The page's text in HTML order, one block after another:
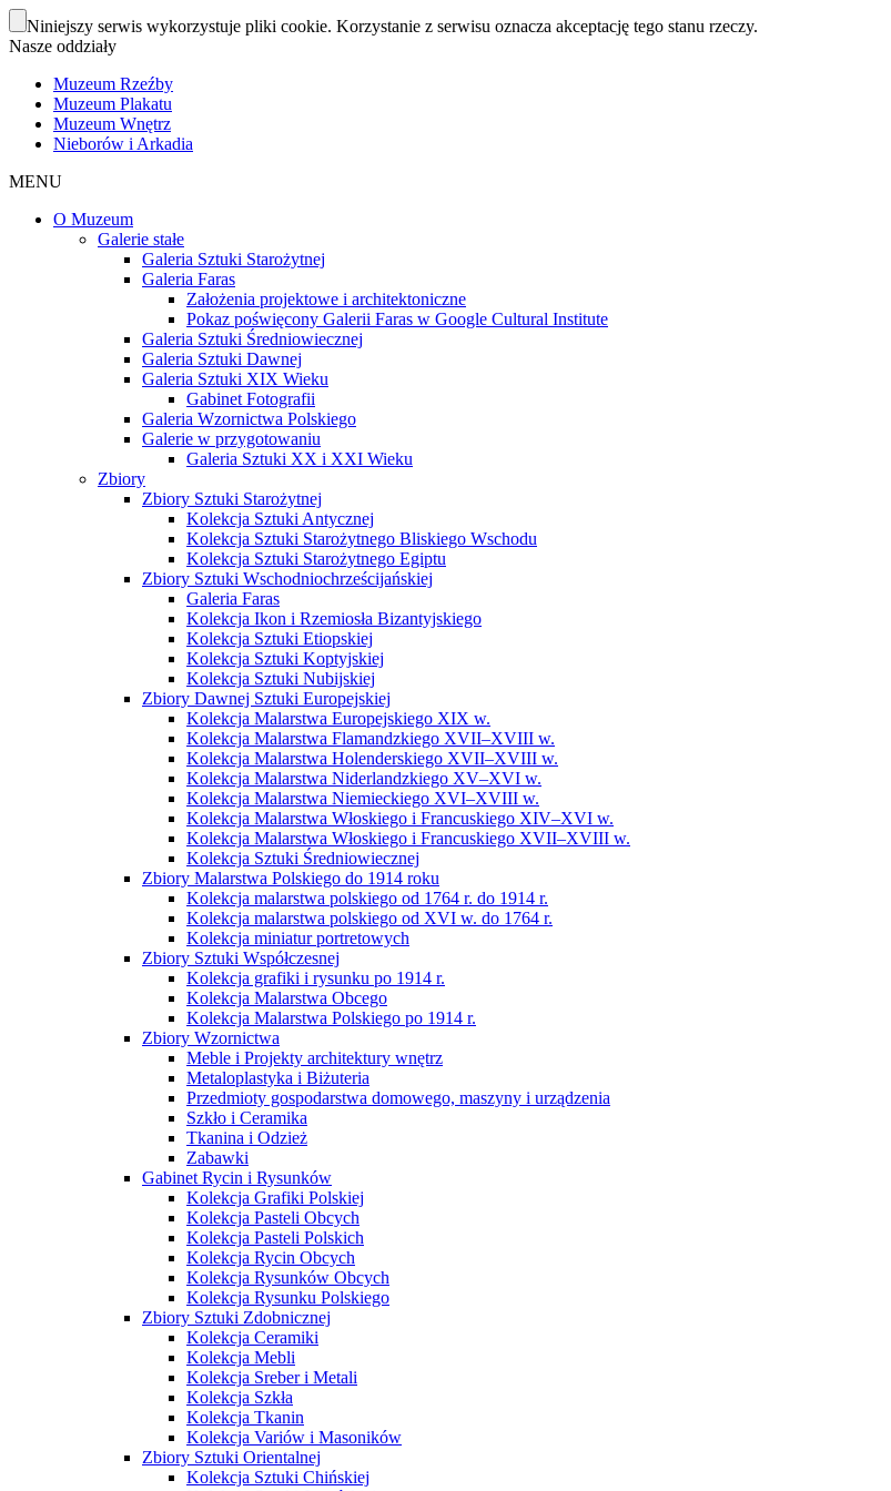
Niniejszy serwis wykorzystuje pliki cookie. Korzystanie z serwisu oznacza akceptację tego stanu rzeczy.
Nasze oddziały
Muzeum Rzeźby
Muzeum Plakatu
Muzeum Wnętrz
Nieborów i Arkadia
MENU
O Muzeum
Galerie stałe
Galeria Sztuki Starożytnej
Galeria Faras
Założenia projektowe i architektoniczne
Pokaz poświęcony Galerii Faras w Google Cultural Institute
Galeria Sztuki Średniowiecznej
Galeria Sztuki Dawnej
Galeria Sztuki XIX Wieku
Gabinet Fotografii
Galeria Wzornictwa Polskiego
Galerie w przygotowaniu
Galeria Sztuki XX i XXI Wieku
Zbiory
Zbiory Sztuki Starożytnej
Kolekcja Sztuki Antycznej
Kolekcja Sztuki Starożytnego Bliskiego Wschodu
Kolekcja Sztuki Starożytnego Egiptu
Zbiory Sztuki Wschodniochrześcijańskiej
Galeria Faras
Kolekcja Ikon i Rzemiosła Bizantyjskiego
Kolekcja Sztuki Etiopskiej
Kolekcja Sztuki Koptyjskiej
Kolekcja Sztuki Nubijskiej
Zbiory Dawnej Sztuki Europejskiej
Kolekcja Malarstwa Europejskiego XIX w.
Kolekcja Malarstwa Flamandzkiego XVII–XVIII w.
Kolekcja Malarstwa Holenderskiego XVII–XVIII w.
Kolekcja Malarstwa Niderlandzkiego XV–XVI w.
Kolekcja Malarstwa Niemieckiego XVI–XVIII w.
Kolekcja Malarstwa Włoskiego i Francuskiego XIV–XVI w.
Kolekcja Malarstwa Włoskiego i Francuskiego XVII–XVIII w.
Kolekcja Sztuki Średniowiecznej
Zbiory Malarstwa Polskiego do 1914 roku
Kolekcja malarstwa polskiego od 1764 r. do 1914 r.
Kolekcja malarstwa polskiego od XVI w. do 1764 r.
Kolekcja miniatur portretowych
Zbiory Sztuki Współczesnej
Kolekcja grafiki i rysunku po 1914 r.
Kolekcja Malarstwa Obcego
Kolekcja Malarstwa Polskiego po 1914 r.
Zbiory Wzornictwa
Meble i Projekty architektury wnętrz
Metaloplastyka i Biżuteria
Przedmioty gospodarstwa domowego, maszyny i urządzenia
Szkło i Ceramika
Tkanina i Odzież
Zabawki
Gabinet Rycin i Rysunków
Kolekcja Grafiki Polskiej
Kolekcja Pasteli Obcych
Kolekcja Pasteli Polskich
Kolekcja Rycin Obcych
Kolekcja Rysunków Obcych
Kolekcja Rysunku Polskiego
Zbiory Sztuki Zdobnicznej
Kolekcja Ceramiki
Kolekcja Mebli
Kolekcja Sreber i Metali
Kolekcja Szkła
Kolekcja Tkanin
Kolekcja Variów i Masoników
Zbiory Sztuki Orientalnej
Kolekcja Sztuki Chińskiej